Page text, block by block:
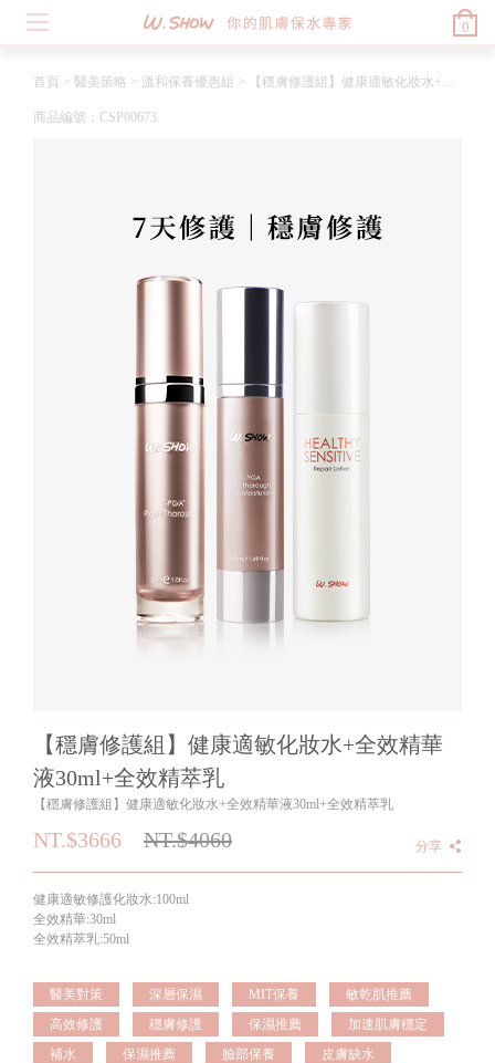
0
首頁 > 醫美策略 > 溫和保養優惠組 > 【穩膚修護組】健康適敏化妝水+全效精華液30ml+全效精萃乳
商品編號：CSP00673
【穩膚修護組】健康適敏化妝水+全效精華
液30ml+全效精萃乳
【穩膚修護組】健康適敏化妝水+全效精華液30ml+全效精萃乳
NT.$3666 NT.$4060 分享
健康適敏修護化妝水:100ml
全效精華:30ml
全效精萃乳:50ml
醫美對策 深層保濕 MIT保養
敏乾肌推薦
高效修護
穩膚修護 保濕推薦
加速肌膚穩定
補水
保濕推薦 臉部保養
皮膚缺水